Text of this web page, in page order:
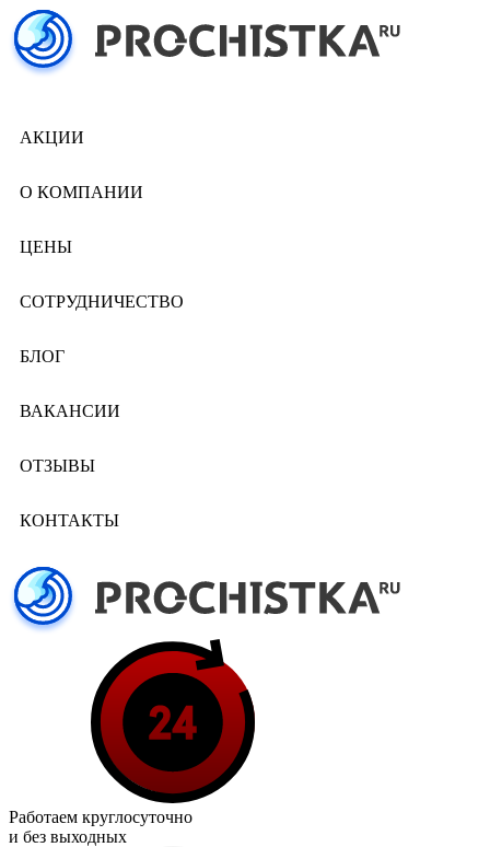
АКЦИИ
О КОМПАНИИ
ЦЕНЫ
СОТРУДНИЧЕСТВО
БЛОГ
ВАКАНСИИ
ОТЗЫВЫ
КОНТАКТЫ
Работаем круглосуточно
и без выходных